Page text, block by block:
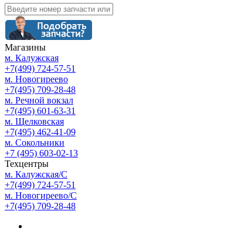
Магазины
м. Калужская
+7(499) 724-57-51
м. Новогиреево
+7(495) 709-28-48
м. Речной вокзал
+7(495) 601-63-31
м. Щелковская
+7(495) 462-41-09
м. Сокольники
+7 (495) 603-02-13
Техцентры
м. Калужская/С
+7(499) 724-57-51
м. Новогиреево/С
+7(495) 709-28-48